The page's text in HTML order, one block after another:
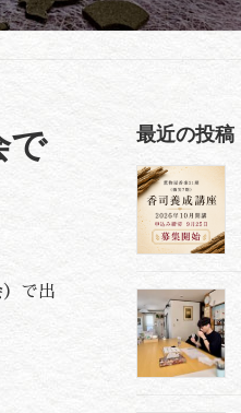
で
で出
最近の投稿